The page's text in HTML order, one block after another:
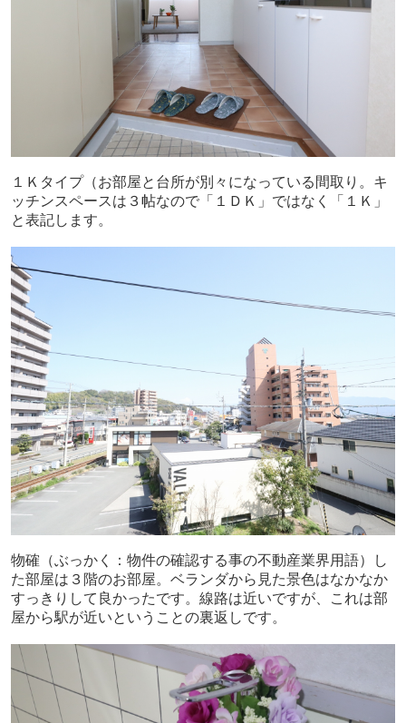
１Ｋタイプ（お部屋と台所が別々になっている間取り。キ
ッチンスペースは３帖なので「１ＤＫ」ではなく「１Ｋ」
と表記します。
物確（ぶっかく：物件の確認する事の不動産業界用語）し
た部屋は３階のお部屋。ベランダから見た景色はなかなか
すっきりして良かったです。線路は近いですが、これは部
屋から駅が近いということの裏返しです。